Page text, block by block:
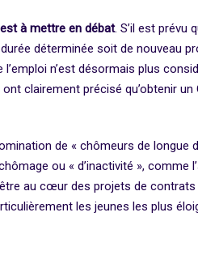
à mettre en débat. S’il est prévu
déterminée soit de nouveau
n’est désormais plus
clairement précisé qu’obtenir
de « chômeurs de longue
ou « d’inactivité », comme
au cœur des projets de contrats
les jeunes les plus